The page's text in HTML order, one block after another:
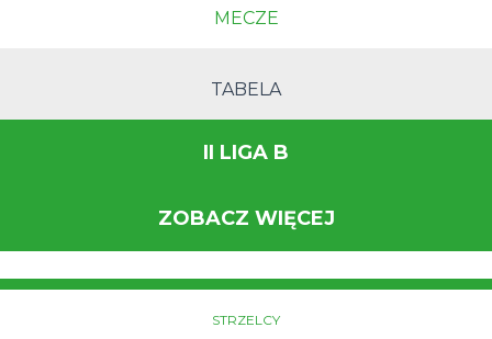
MECZE
TABELA
II LIGA B
ZOBACZ WIĘCEJ
STRZELCY